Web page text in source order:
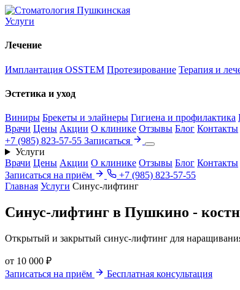
Услуги
Лечение
Имплантация OSSTEM Протезирование Терапия и
Эстетика и уход
Виниры Брекеты и элайнеры Гигиена и профилактика
Врачи Цены Акции О клинике Отзывы Блог Контакты
+7 (985) 823-57-55 Записаться
Услуги
Врачи Цены Акции О клинике Отзывы Блог Контакты
Записаться на приём
+7 (985) 823-57-55
Главная Услуги Синус-лифтинг
Синус-лифтинг в Пушкино -
Открытый и закрытый синус-лифтинг для
от 10 000 ₽
Записаться на приём
Бесплатная консультация